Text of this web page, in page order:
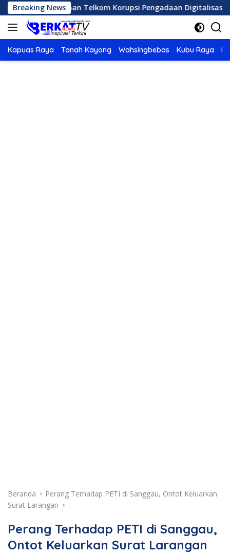
Langsung
ke
konten
Breaking News
Pimpinan Telkom Korupsi Pengadaan Digitalisasi SPBU
Kapuas Raya Tanah Kayong Wahsingbebas Kubu Raya
Beranda
Perang Terhadap PETI di Sanggau, Ontot Keluarkan
Surat Larangan
Perang Terhadap PETI di Sanggau,
Ontot Keluarkan Surat Larangan